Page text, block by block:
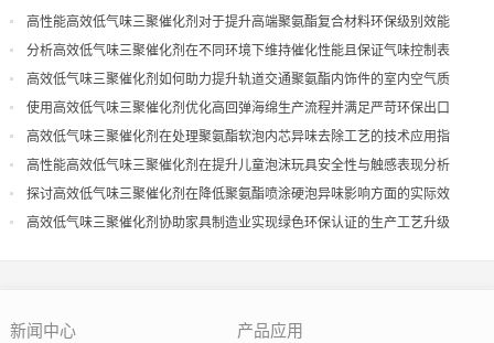
高性能高效低气味三聚催化剂对于提升高端聚氨酯复合材料环保级别效能
分析高效低气味三聚催化剂在不同环境下维持催化性能且保证气味控制表
现
高效低气味三聚催化剂如何助力提升轨道交通聚氨酯内饰件的室内空气质
量
使用高效低气味三聚催化剂优化高回弹海绵生产流程并满足严苛环保出口
高效低气味三聚催化剂在处理聚氨酯软泡内芯异味去除工艺的技术应用指
导
高性能高效低气味三聚催化剂在提升儿童泡沫玩具安全性与触感表现分析
探讨高效低气味三聚催化剂在降低聚氨酯喷涂硬泡异味影响方面的实际效
果
高效低气味三聚催化剂协助家具制造业实现绿色环保认证的生产工艺升级
新闻中心 产品应用